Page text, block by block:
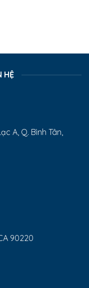
HỆ
A, Q. Bình Tân,
90220